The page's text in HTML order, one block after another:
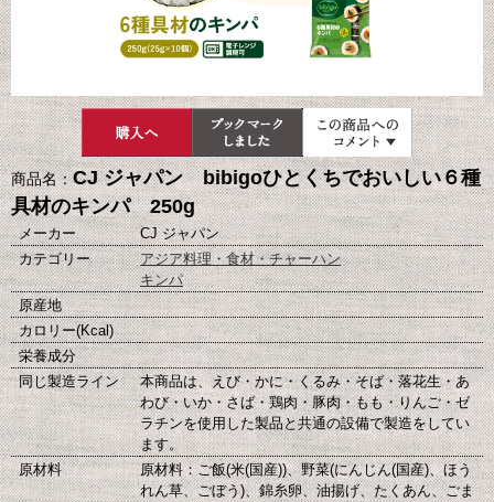
商品名：CJ ジャパン bibigoひとくちでおいしい６種
具材のキンパ 250g
メーカー
CJ ジャパン
カテゴリー
アジア料理・食材・チャーハン
キンパ
原産地
カロリー(Kcal)
栄養成分
同じ製造ライン
本商品は、えび・かに・くるみ・そば・落花生・あ
わび・いか・さば・鶏肉・豚肉・もも・りんご・ゼ
ラチンを使用した製品と共通の設備で製造をしてい
ます。
原材料
原材料：ご飯(米(国産))、野菜(にんじん(国産)、ほう
れん草、ごぼう)、錦糸卵、油揚げ、たくあん、ごま